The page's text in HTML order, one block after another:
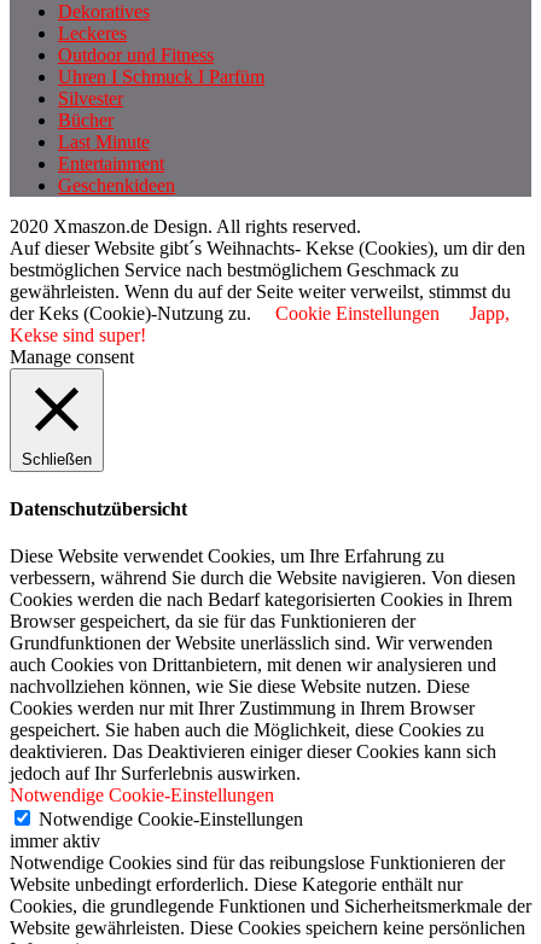
Dekoratives
Leckeres
Outdoor und Fitness
Uhren I Schmuck I Parfüm
Silvester
Bücher
Last Minute
Entertainment
Geschenkideen
2020 Xmaszon.de Design. All rights reserved.
Auf dieser Website gibt´s Weihnachts- Kekse (Cookies), um dir den
bestmöglichen Service nach bestmöglichem Geschmack zu
gewährleisten. Wenn du auf der Seite weiter verweilst, stimmst du
der Keks (Cookie)-Nutzung zu.
Cookie Einstellungen
Japp,
Kekse sind super!
Manage consent
Schließen
Datenschutzübersicht
Diese Website verwendet Cookies, um Ihre Erfahrung zu
verbessern, während Sie durch die Website navigieren. Von diesen
Cookies werden die nach Bedarf kategorisierten Cookies in Ihrem
Browser gespeichert, da sie für das Funktionieren der
Grundfunktionen der Website unerlässlich sind. Wir verwenden
auch Cookies von Drittanbietern, mit denen wir analysieren und
nachvollziehen können, wie Sie diese Website nutzen. Diese
Cookies werden nur mit Ihrer Zustimmung in Ihrem Browser
gespeichert. Sie haben auch die Möglichkeit, diese Cookies zu
deaktivieren. Das Deaktivieren einiger dieser Cookies kann sich
jedoch auf Ihr Surferlebnis auswirken.
Notwendige Cookie-Einstellungen
Notwendige Cookie-Einstellungen
immer aktiv
Notwendige Cookies sind für das reibungslose Funktionieren der
Website unbedingt erforderlich. Diese Kategorie enthält nur
Cookies, die grundlegende Funktionen und Sicherheitsmerkmale der
Website gewährleisten. Diese Cookies speichern keine persönlichen